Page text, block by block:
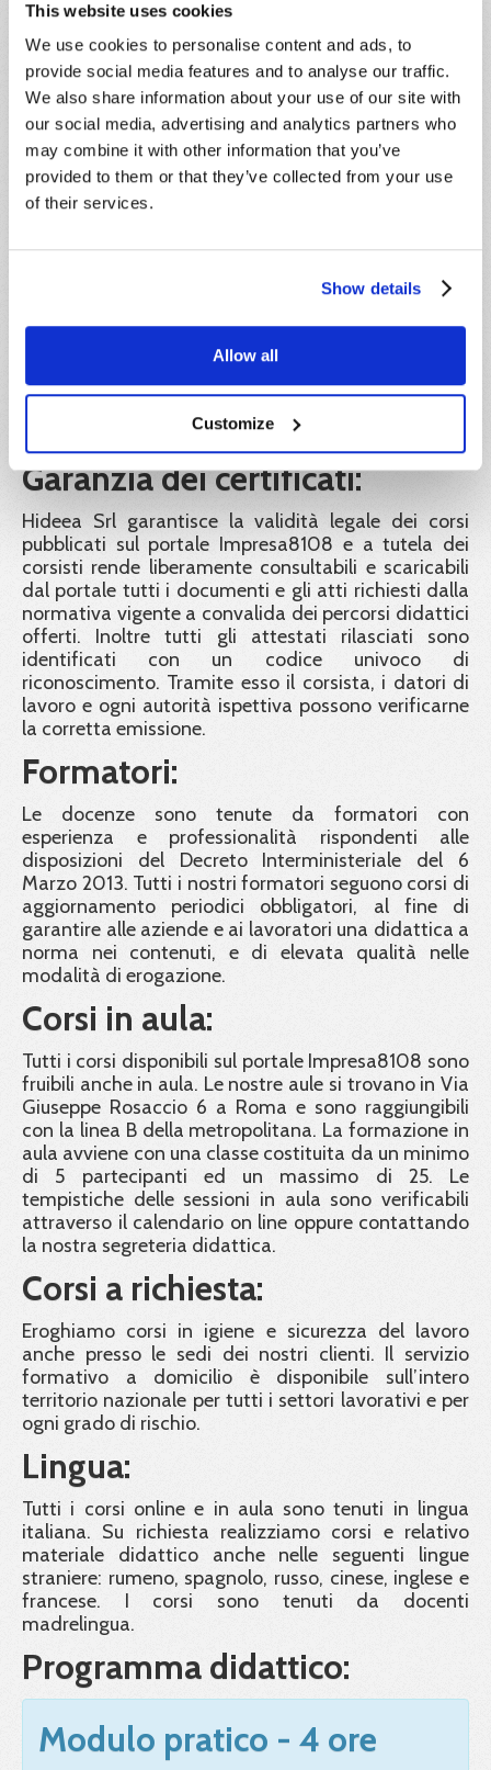
This website uses cookies
We use cookies to personalise content and ads, to
provide social media features and to analyse our traffic.
We also share information about your use of our site with
our social media, advertising and analytics partners who
may combine it with other information that you’ve
provided to them or that they’ve collected from your use
of their services.
Show details
Allow all
Customize
composta da un massimo di 30 partecipanti. Chi
vuole rinunciare alla partecipazione, pur avendo già
effettuato il pagamento, dovrà darne
comunicazione scritta entro e non oltre 5 giorni
antecedenti la data di inizio del corso,
indipendentemente dalla motivazione della
rinuncia. L’importo corrisposto sarà convertito in
credito formativo, utilizzabile entro l’anno solare di
riferimento.
IVA:
Il prezzo indicato è esente IVA ai sensi dell'articolo
10, n. 20) del D.P.R. 26 ottobre 1972, n. 633.
Ente formatore:
Hideea SRL, in collaborazione con Xplica SRL, Ente
di formazione accreditato Regione Lazio e
certificato ISO 9001.
Garanzia dei certificati:
Hideea Srl garantisce la validità legale dei corsi
pubblicati sul portale Impresa8108 e a tutela dei
corsisti rende liberamente consultabili e scaricabili
dal portale tutti i documenti e gli atti richiesti dalla
normativa vigente a convalida dei percorsi didattici
offerti. Inoltre tutti gli attestati rilasciati sono
identificati con un codice univoco di
riconoscimento. Tramite esso il corsista, i datori di
lavoro e ogni autorità ispettiva possono verificarne
la corretta emissione.
Formatori:
Le docenze sono tenute da formatori con
esperienza e professionalità rispondenti alle
disposizioni del Decreto Interministeriale del 6
Marzo 2013. Tutti i nostri formatori seguono corsi di
aggiornamento periodici obbligatori, al fine di
garantire alle aziende e ai lavoratori una didattica a
norma nei contenuti, e di elevata qualità nelle
modalità di erogazione.
Corsi in aula:
Tutti i corsi disponibili sul portale Impresa8108 sono
fruibili anche in aula. Le nostre aule si trovano in Via
Giuseppe Rosaccio 6 a Roma e sono raggiungibili
con la linea B della metropolitana. La formazione in
aula avviene con una classe costituita da un minimo
di 5 partecipanti ed un massimo di 25. Le
tempistiche delle sessioni in aula sono verificabili
attraverso il calendario on line oppure contattando
la nostra segreteria didattica.
Corsi a richiesta:
Eroghiamo corsi in igiene e sicurezza del lavoro
anche presso le sedi dei nostri clienti. Il servizio
formativo a domicilio è disponibile sull’intero
territorio nazionale per tutti i settori lavorativi e per
ogni grado di rischio.
Lingua:
Tutti i corsi online e in aula sono tenuti in lingua
italiana. Su richiesta realizziamo corsi e relativo
materiale didattico anche nelle seguenti lingue
straniere: rumeno, spagnolo, russo, cinese, inglese e
francese. I corsi sono tenuti da docenti
madrelingua.
Programma didattico:
Modulo pratico - 4 ore